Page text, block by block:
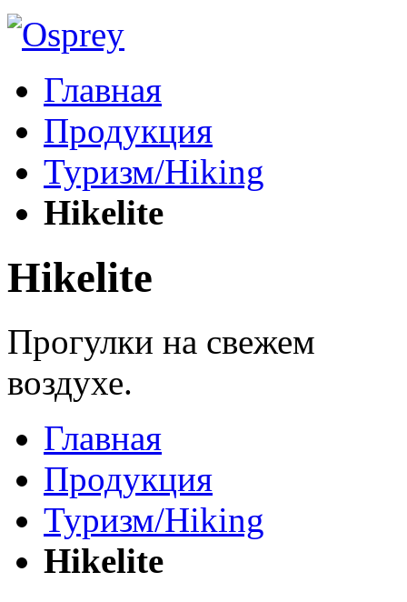
Главная
Продукция
Туризм/Hiking
Hikelite
Hikelite
Прогулки на свежем
воздухе.
Главная
Продукция
Туризм/Hiking
Hikelite